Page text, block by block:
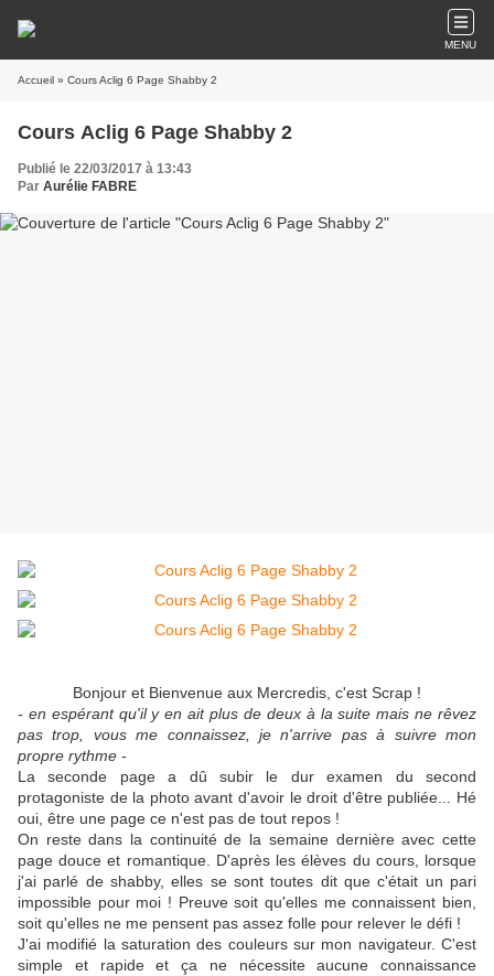
MENU
Accueil » Cours Aclig 6 Page Shabby 2
Cours Aclig 6 Page Shabby 2
Publié le 22/03/2017 à 13:43
Par Aurélie FABRE
Bonjour et Bienvenue aux Mercredis, c'est Scrap !
- en espérant qu'il y en ait plus de deux à la suite mais ne rêvez
pas trop, vous me connaissez, je n'arrive pas à suivre mon
propre rythme -
La seconde page a dû subir le dur examen du second
protagoniste de la photo avant d'avoir le droit d'être publiée... Hé
oui, être une page ce n'est pas de tout repos !
On reste dans la continuité de la semaine dernière avec cette
page douce et romantique. D'après les élèves du cours, lorsque
j'ai parlé de shabby, elles se sont toutes dit que c'était un pari
impossible pour moi ! Preuve soit qu'elles me connaissent bien,
soit qu'elles ne me pensent pas assez folle pour relever le défi !
J'ai modifié la saturation des couleurs sur mon navigateur. C'est
simple et rapide et ça ne nécessite aucune connaissance